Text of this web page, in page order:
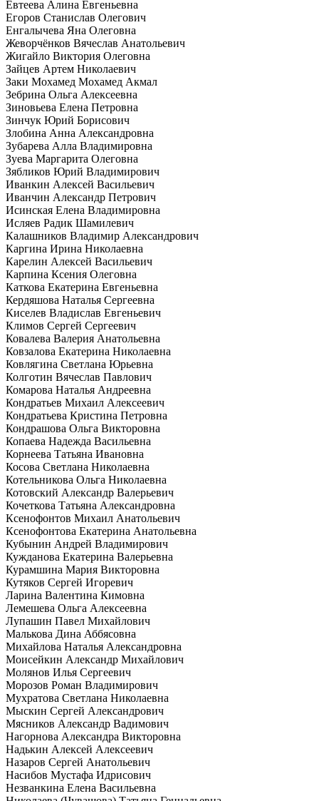
Евтеева Алина Евгеньевна
Егоров Станислав Олегович
Енгалычева Яна Олеговна
Жеворчёнков Вячеслав Анатольевич
Жигайло Виктория Олеговна
Зайцев Артем Николаевич
Заки Мохамед Мохамед Акмал
Зебрина Ольга Алексеевна
Зиновьева Елена Петровна
Зинчук Юрий Борисович
Злобина Анна Александровна
Зубарева Алла Владимировна
Зуева Маргарита Олеговна
Зябликов Юрий Владимирович
Иванкин Алексей Васильевич
Иванчин Александр Петрович
Исинская Елена Владимировна
Исляев Радик Шамилевич
Калашников Владимир Александрович
Каргина Ирина Николаевна
Карелин Алексей Васильевич
Карпина Ксения Олеговна
Каткова Екатерина Евгеньевна
Кердяшова Наталья Сергеевна
Киселев Владислав Евгеньевич
Климов Сергей Сергеевич
Ковалева Валерия Анатольевна
Ковзалова Екатерина Николаевна
Ковлягина Светлана Юрьевна
Колготин Вячеслав Павлович
Комарова Наталья Андреевна
Кондратьев Михаил Алексеевич
Кондратьева Кристина Петровна
Кондрашова Ольга Викторовна
Копаева Надежда Васильевна
Корнеева Татьяна Ивановна
Косова Светлана Николаевна
Котельникова Ольга Николаевна
Котовский Александр Валерьевич
Кочеткова Татьяна Александровна
Ксенофонтов Михаил Анатольевич
Ксенофонтова Екатерина Анатольевна
Кубынин Андрей Владимирович
Кужданова Екатерина Валерьевна
Курамшина Мария Викторовна
Кутяков Сергей Игоревич
Ларина Валентина Кимовна
Лемешева Ольга Алексеевна
Лупашин Павел Михайлович
Малькова Дина Аббясовна
Михайлова Наталья Александровна
Моисейкин Александр Михайлович
Молянов Илья Сергеевич
Морозов Роман Владимирович
Мухратова Светлана Николаевна
Мыскин Сергей Александрович
Мясников Александр Вадимович
Нагорнова Александра Викторовна
Надькин Алексей Алексеевич
Назаров Сергей Анатольевич
Насибов Мустафа Идрисович
Незванкина Елена Васильевна